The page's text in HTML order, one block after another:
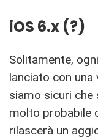
iOS 6.x (?)
Solitamente,
lanciato con una
siamo sicuri che
molto probabile
rilascerà un